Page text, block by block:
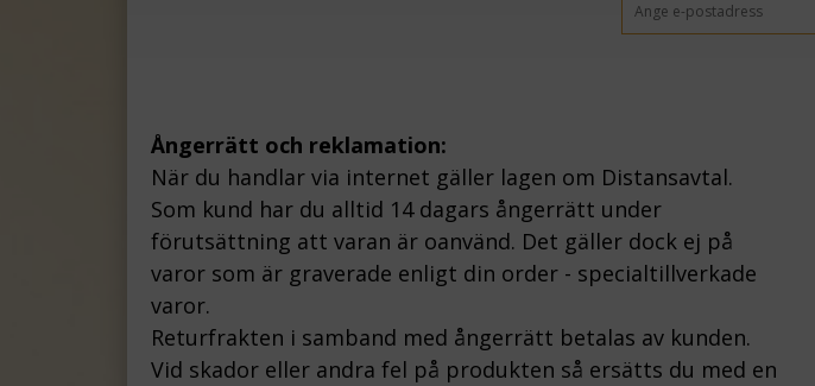
Ångerrätt och reklamation:
När du handlar via internet gäller lagen om Distansavtal.
Som kund har du alltid 14 dagars ångerrätt under
förutsättning att varan är oanvänd. Det gäller dock ej på
varor som är graverade enligt din order - specialtillverkade
varor.
Returfrakten i samband med ångerrätt betalas av kunden.
Vid skador eller andra fel på produkten så ersätts du med en